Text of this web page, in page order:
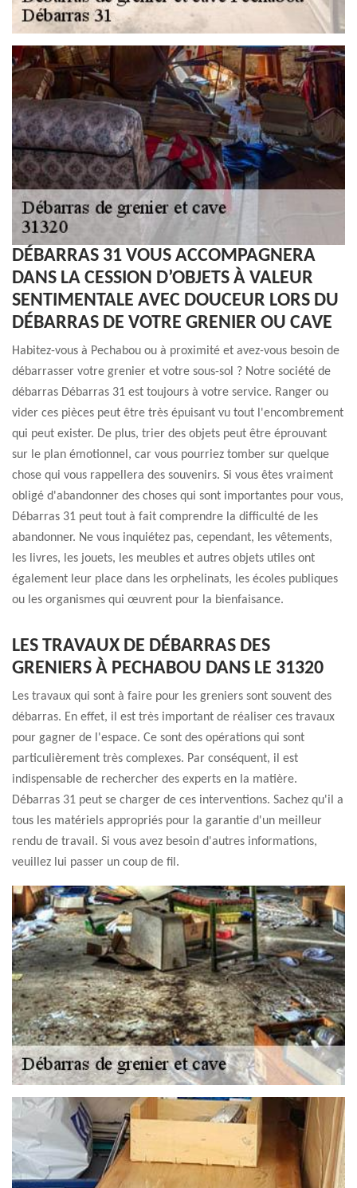
DÉBARRAS 31 VOUS ACCOMPAGNERA
DANS LA CESSION D’OBJETS À VALEUR
SENTIMENTALE AVEC DOUCEUR LORS DU
DÉBARRAS DE VOTRE GRENIER OU CAVE
Habitez-vous à Pechabou ou à proximité et avez-vous besoin de
débarrasser votre grenier et votre sous-sol ? Notre société de
débarras Débarras 31 est toujours à votre service. Ranger ou
vider ces pièces peut être très épuisant vu tout l'encombrement
qui peut exister. De plus, trier des objets peut être éprouvant
sur le plan émotionnel, car vous pourriez tomber sur quelque
chose qui vous rappellera des souvenirs. Si vous êtes vraiment
obligé d'abandonner des choses qui sont importantes pour vous,
Débarras 31 peut tout à fait comprendre la difficulté de les
abandonner. Ne vous inquiétez pas, cependant, les vêtements,
les livres, les jouets, les meubles et autres objets utiles ont
également leur place dans les orphelinats, les écoles publiques
ou les organismes qui œuvrent pour la bienfaisance.
LES TRAVAUX DE DÉBARRAS DES
GRENIERS À PECHABOU DANS LE 31320
Les travaux qui sont à faire pour les greniers sont souvent des
débarras. En effet, il est très important de réaliser ces travaux
pour gagner de l'espace. Ce sont des opérations qui sont
particulièrement très complexes. Par conséquent, il est
indispensable de rechercher des experts en la matière.
Débarras 31 peut se charger de ces interventions. Sachez qu'il a
tous les matériels appropriés pour la garantie d'un meilleur
rendu de travail. Si vous avez besoin d'autres informations,
veuillez lui passer un coup de fil.